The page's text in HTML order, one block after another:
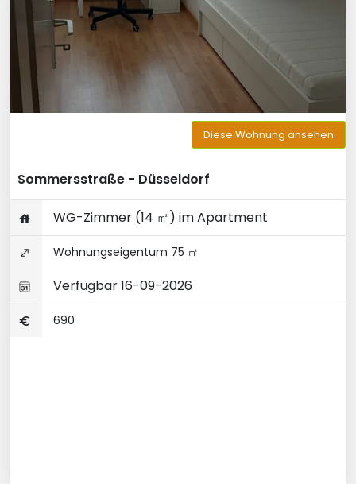
Diese Wohnung ansehen
Sommersstraße - Düsseldorf
WG-Zimmer (14 ㎡) im Apartment
Wohnungseigentum 75 ㎡
Verfügbar 16-09-2026
690